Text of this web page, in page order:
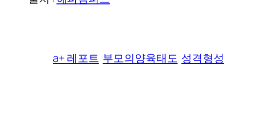
a+ 레포트 부모의양육태도 성격형성